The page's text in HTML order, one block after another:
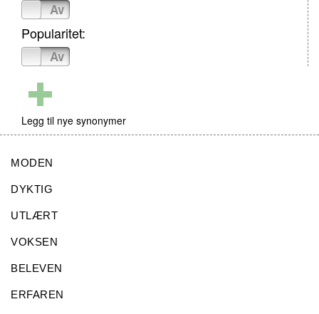
Av
Popularitet:
Av
Legg til nye synonymer
MODEN
DYKTIG
UTLÆRT
VOKSEN
BELEVEN
ERFAREN